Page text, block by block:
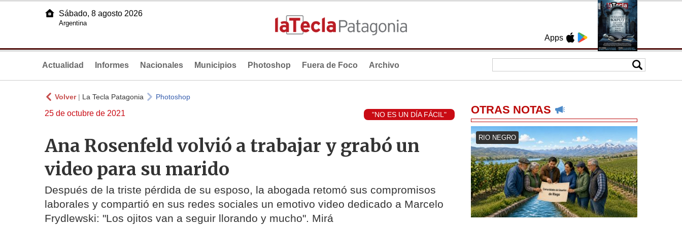
Apps
Sábado, 8 agosto 2026
Argentina
Actualidad Informes Nacionales Municipios Photoshop Fuera de Foco Archivo
Volver| La Tecla Patagonia Photoshop
25 de octubre de 2021 "NO ES UN DÍA FÁCIL"
Ana Rosenfeld volvió a trabajar y grabó un
video para su marido
Después de la triste pérdida de su esposo, la abogada retomó sus compromisos
laborales y compartió en sus redes sociales un emotivo video dedicado a Marcelo
Frydlewski: "Los ojitos van a seguir llorando y mucho". Mirá
OTRAS NOTAS
RIO NEGRO